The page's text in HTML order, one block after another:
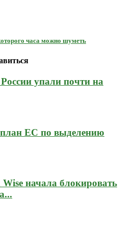
часа можно шуметь
упали почти на
ЕС по выделению
начала блокировать